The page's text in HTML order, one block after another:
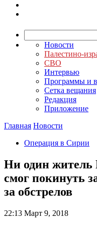
Новости
Палестино-
СВО
Интервью
Программы и
Сетка вещания
Редакция
Приложение
Главная Новости
Операция в Сирии
Ни один житель
смог покинуть
за обстрелов
22:13 Март 9, 2018